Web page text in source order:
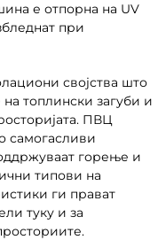
е отпорна на UV
при
својства што
топлински загуби и
ПВЦ
самогасливи
горење и
типови на
ги прават
туку и за